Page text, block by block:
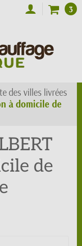
3
des villes livrées
à domicile de
de